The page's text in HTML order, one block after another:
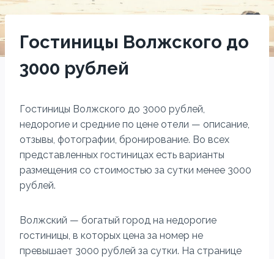
Гостиницы Волжского до
3000 рублей
Гостиницы Волжского до 3000 рублей,
недорогие и средние по цене отели — описание,
отзывы, фотографии, бронирование. Во всех
представленных гостиницах есть варианты
размещения со стоимостью за сутки менее 3000
рублей.
Волжский — богатый город на недорогие
гостиницы, в которых цена за номер не
превышает 3000 рублей за сутки. На странице